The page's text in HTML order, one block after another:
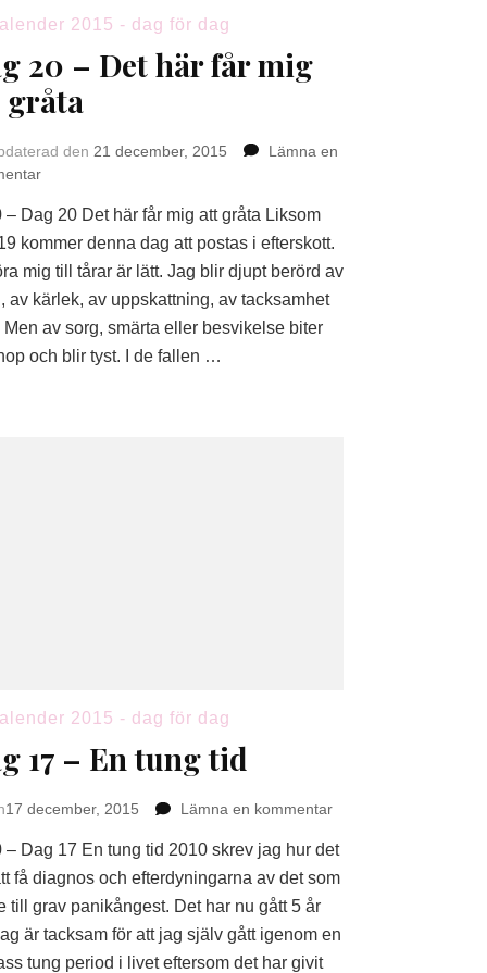
2015 - dag för dag
20 – Det här får mig
gråta
den 21 december, 2015
Lämna en
på
20
–
Det
får
mig
att
– Dag 20 Det här får mig att gråta Liksom
kommer denna dag att postas i efterskott.
mig till tårar är lätt. Jag blir djupt berörd av
av kärlek, av uppskattning, av tacksamhet
Men av sorg, smärta eller besvikelse biter
och blir tyst. I de fallen …
2015 - dag för dag
17 – En tung tid
17 december, 2015 Lämna en kommentarpå
17
–
tid
– Dag 17 En tung tid 2010 skrev jag hur det
få diagnos och efterdyningarna av det som
till grav panikångest. Det har nu gått 5 år
är tacksam för att jag själv gått igenom en
tung period i livet eftersom det har givit